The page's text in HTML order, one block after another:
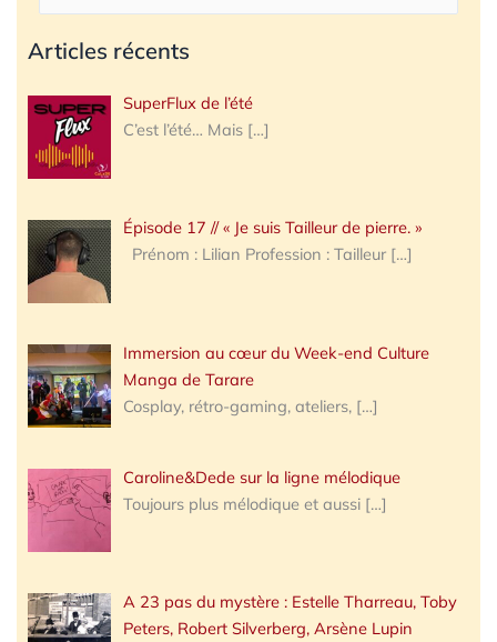
Articles récents
SuperFlux de l’été
C’est l’été… Mais […]
Épisode 17 // « Je suis Tailleur de pierre. »
Prénom : Lilian Profession : Tailleur […]
Immersion au cœur du Week-end Culture
Manga de Tarare
Cosplay, rétro-gaming, ateliers, […]
Caroline&Dede sur la ligne mélodique
Toujours plus mélodique et aussi […]
A 23 pas du mystère : Estelle Tharreau, Toby
Peters, Robert Silverberg, Arsène Lupin